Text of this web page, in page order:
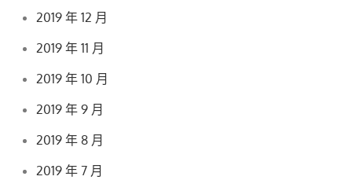
2019 年 12 月
2019 年 11 月
2019 年 10 月
2019 年 9 月
2019 年 8 月
2019 年 7 月